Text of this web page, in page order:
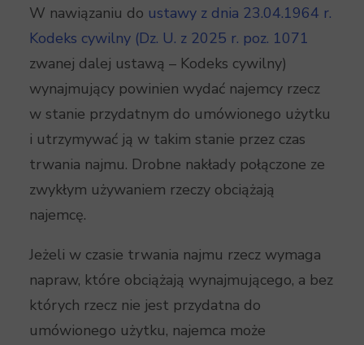
W nawiązaniu do ustawy z dnia 23.04.1964 r.
Kodeks cywilny (Dz. U. z 2025 r. poz. 1071
zwanej dalej ustawą – Kodeks cywilny)
wynajmujący powinien wydać najemcy rzecz
w stanie przydatnym do umówionego użytku
i utrzymywać ją w takim stanie przez czas
trwania najmu. Drobne nakłady połączone ze
zwykłym używaniem rzeczy obciążają
najemcę.
Jeżeli w czasie trwania najmu rzecz wymaga
napraw, które obciążają wynajmującego, a bez
których rzecz nie jest przydatna do
umówionego użytku, najemca może